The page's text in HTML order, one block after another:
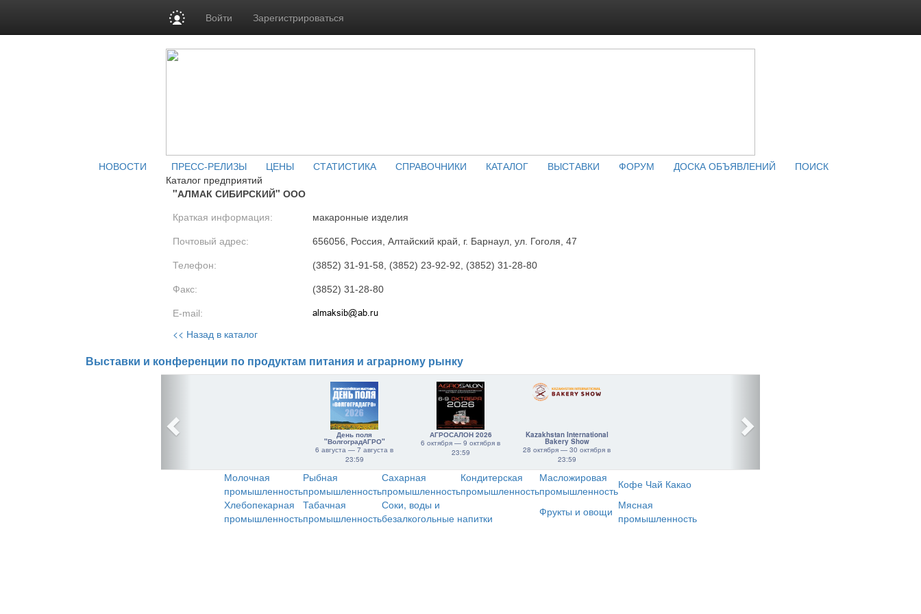
Войти Зарегистрироваться
НОВОСТИ ПРЕСС-РЕЛИЗЫ ЦЕНЫ СТАТИСТИКА СПРАВОЧНИКИ КАТАЛОГ ВЫСТАВКИ ФОРУМ ДОСКА ОБЪЯВЛЕНИЙ
ПОИСК
Каталог предприятий
"АЛМАК СИБИРСКИЙ" ООО
Краткая информация: макаронные изделия
Почтовый адрес: 656056, Россия, Алтайский край, г. Барнаул, ул. Гоголя, 47
Телефон: (3852) 31-91-58, (3852) 23-92-92, (3852) 31-28-80
Факс: (3852) 31-28-80
E-mail:
<< Назад в каталог
Выставки и конференции по продуктам питания и аграрному рынку
День поля
"ВолгоградАГРО"
6 августа — 7 августа в
23:59
АГРОСАЛОН 2026
6 октября — 9 октября в
23:59
Kazakhstan International
Bakery Show
28 октября — 30 октября в
23:59
Молочная
промышленность
Рыбная
промышленность
Сахарная
промышленность
Кондитерская
промышленность
Масложировая
промышленностьКофе Чай Какао
Хлебопекарная
промышленность
Табачная
промышленность
Соки, воды и
безалкогольные напитки
Фрукты и овощи Мясная
промышленность